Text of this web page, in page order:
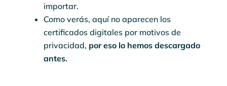
importar.
Como verás, aquí no aparecen los
certificados digitales por motivos de
privacidad, por eso lo hemos descargado
antes.